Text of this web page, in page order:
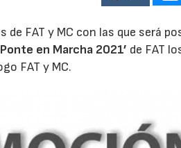
FAT y MC con las que será
en Marcha 2021’ de FAT
FAT y MC.